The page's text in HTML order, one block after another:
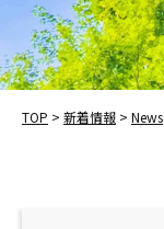
TOP > 新着情報 > News